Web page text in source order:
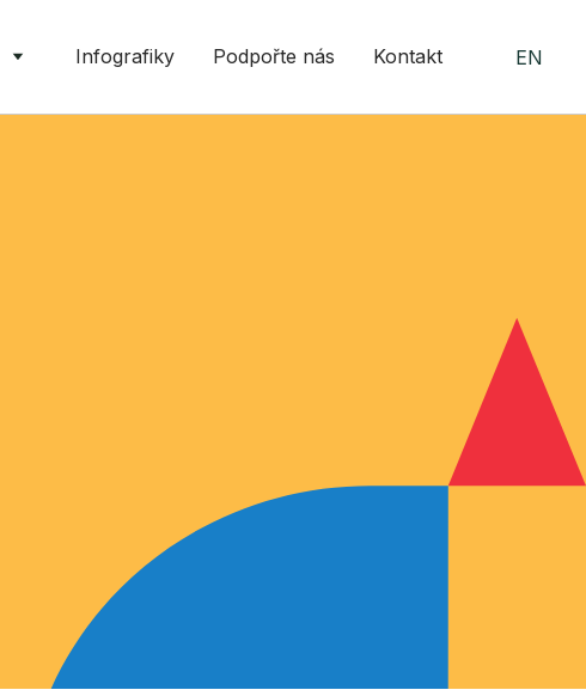
Infografiky Podpořte nás Kontakt EN